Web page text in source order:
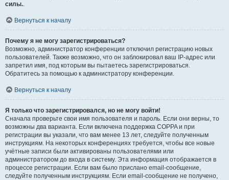
силы..
Вернуться к началу
Почему я не могу зарегистрироваться?
Возможно, администратор конференции отключил регистрацию новых
пользователей. Также возможно, что он заблокировал ваш IP-адрес или
запретил имя, под которым вы пытаетесь зарегистрироваться.
Обратитесь за помощью к администратору конференции.
Вернуться к началу
Я только что зарегистрировался, но не могу войти!
Сначала проверьте свои имя пользователя и пароль. Если они верны, то
возможны два варианта. Если включена поддержка COPPA и при
регистрации вы указали, что вам менее 13 лет, следуйте полученным
инструкциям. На некоторых конференциях требуется, чтобы все новые
учётные записи были активированы пользователями или
администратором до входа в систему. Эта информация отображается в
процессе регистрации. Если вам было прислано email-сообщение,
следуйте полученным инструкциям. Если email-сообщение не получено,